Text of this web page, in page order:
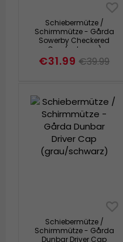
Schiebermütze /
Schirmmütze - Gårda
Sowerby Checkered
Cap (schwarz)
€31.99 €39.99
Schiebermütze /
Schirmmütze - Gårda
Dunbar Driver Cap